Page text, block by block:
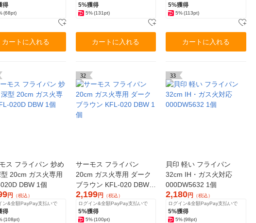
得
(68pt)
カートに入れる
5%獲得
5% (131pt)
カートに入れる
5%獲得
5% (113pt)
カートに入れる
ス フライパン 炒め
20cm ガス火専用
DBW 1個
円
（税込）
ン&全額PayPay支払いで
得
(108pt)
32
サーモス フライパン
20cm ガス火専用 ダーク
ブラウン KFL-020 DBW 1
個
2,199円
（税込）
ログイン&全額PayPay支払いで
5%獲得
5% (100pt)
33
貝印 軽い フライパン
32cm IH・ガス火対応
000DW5632 1個
2,180円
（税込）
ログイン&全額PayPay支払いで
5%獲得
5% (98pt)